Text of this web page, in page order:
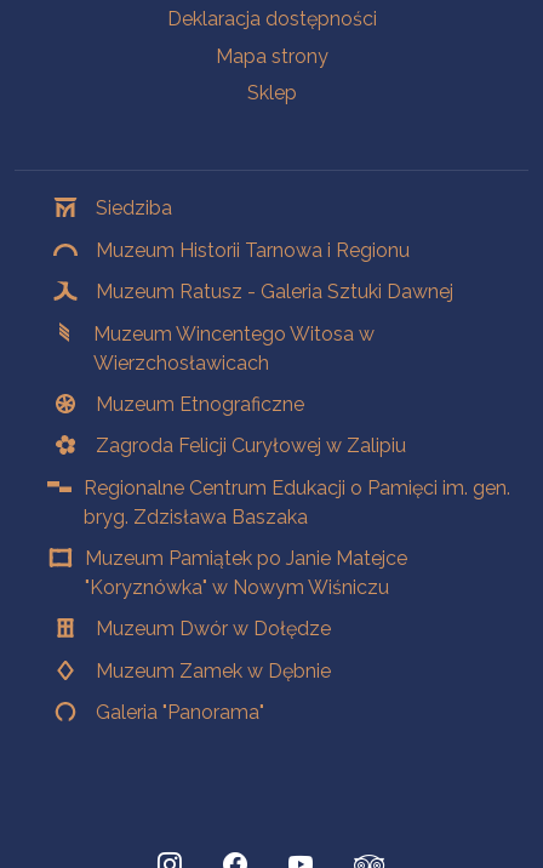
Deklaracja dostępności
Mapa strony
Sklep
Siedziba
Muzeum Historii Tarnowa i Regionu
Muzeum Ratusz - Galeria Sztuki Dawnej
Muzeum Wincentego Witosa w
Wierzchosławicach
Muzeum Etnograficzne
Zagroda Felicji Curyłowej w Zalipiu
Regionalne Centrum Edukacji o Pamięci im. gen.
bryg. Zdzisława Baszaka
Muzeum Pamiątek po Janie Matejce
"Koryznówka" w Nowym Wiśniczu
Muzeum Dwór w Dołędze
Muzeum Zamek w Dębnie
Galeria "Panorama"